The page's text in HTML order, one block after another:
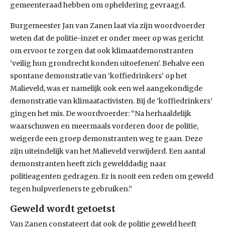
gemeenteraad hebben om opheldering gevraagd.
Burgemeester Jan van Zanen laat via zijn woordvoerder
weten dat de politie-inzet er onder meer op was gericht
om ervoor te zorgen dat ook klimaatdemonstranten
‘veilig hun grondrecht konden uitoefenen’. Behalve een
spontane demonstratie van ‘koffiedrinkers’ op het
Malieveld, was er namelijk ook een wel aangekondigde
demonstratie van klimaatactivisten. Bij de ‘koffiedrinkers’
gingen het mis. De woordvoerder: “Na herhaaldelijk
waarschuwen en meermaals vorderen door de politie,
weigerde een groep demonstranten weg te gaan. Deze
zijn uiteindelijk van het Malieveld verwijderd. Een aantal
demonstranten heeft zich gewelddadig naar
politieagenten gedragen. Er is nooit een reden om geweld
tegen hulpverleners te gebruiken.”
Geweld wordt getoetst
Van Zanen constateert dat ook de politie geweld heeft